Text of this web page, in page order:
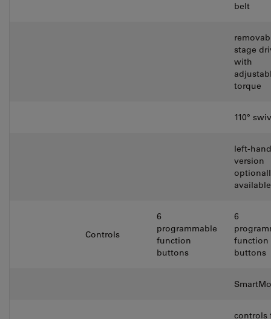
belt
stage
with
torque
110°
left-
version
available
Controls
6
programmable
function
buttons
6
function
buttons
controls